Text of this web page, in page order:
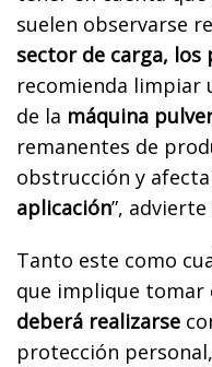
suelen observarse
sector de carga, los
recomienda limpiar
de la máquina
remanentes de
obstrucción y
aplicación”, advierte
Tanto este como
que implique tomar
deberá realizarse
protección